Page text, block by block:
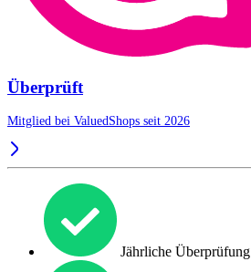
Überprüft
Mitglied bei ValuedShops seit 2026
Jährliche Überprüfung